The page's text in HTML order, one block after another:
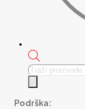
Products
Podrška: